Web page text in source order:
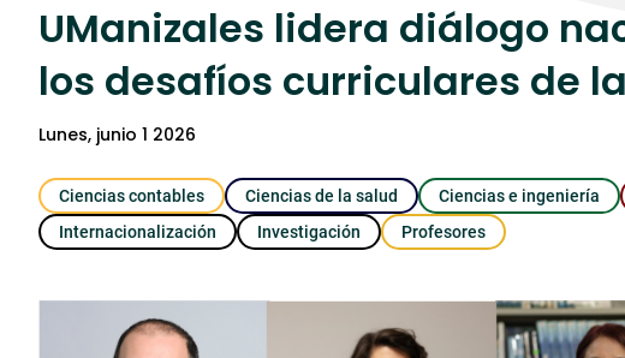
UManizales lidera diálogo
los desafíos curriculares de
lunes, junio 1 2026
Ciencias contables Ciencias de la salud Ciencias e ingeniería
Internacionalización
Investigación Profesores